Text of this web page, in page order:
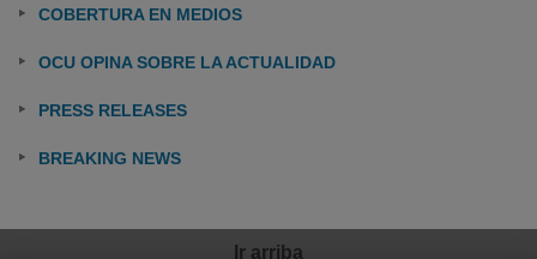
COBERTURA EN MEDIOS
OCU OPINA SOBRE LA ACTUALIDAD
PRESS RELEASES
BREAKING NEWS
Ir arriba